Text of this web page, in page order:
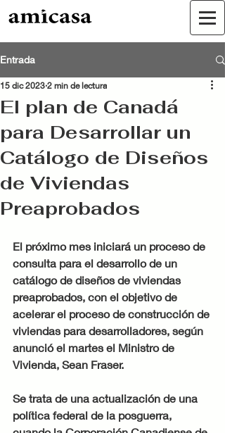
Entrada
El plan de Canadá
para Desarrollar un
Catálogo de Diseños
de Viviendas
Preaprobados
15 dic 2023 2 min de lectura
El próximo mes iniciará un proceso de
consulta para el desarrollo de un
catálogo de diseños de viviendas
preaprobados, con el objetivo de
acelerar el proceso de construcción de
viviendas para desarrolladores, según
anunció el martes el Ministro de
Vivienda, Sean Fraser.
Se trata de una actualización de una
política federal de la posguerra,